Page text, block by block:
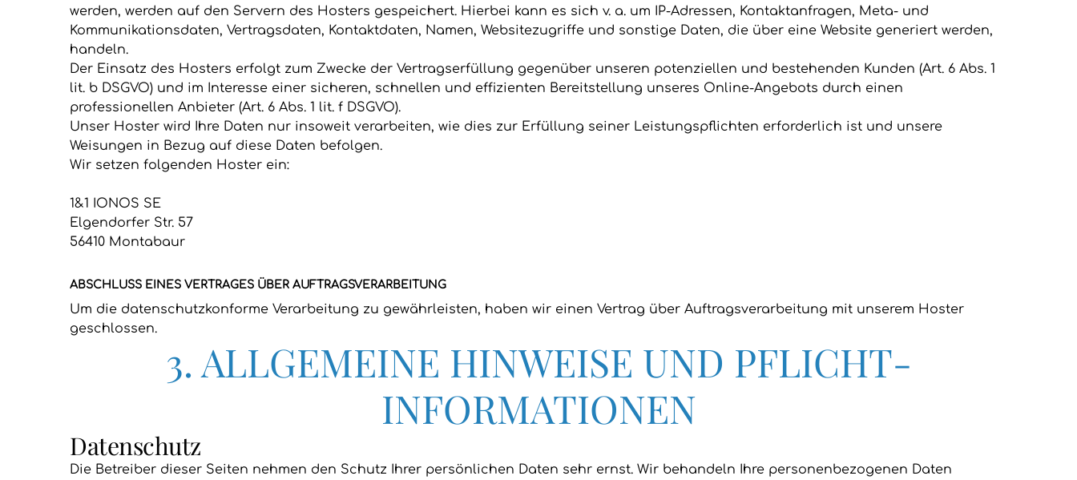
werden, werden auf den Servern des Hosters gespeichert. Hierbei kann es sich v. a. um IP-Adressen, Kontaktanfragen, Meta- und
Kommunikationsdaten, Vertragsdaten, Kontaktdaten, Namen, Websitezugriffe und sonstige Daten, die über eine Website generiert werden,
handeln.
Der Einsatz des Hosters erfolgt zum Zwecke der Vertragserfüllung gegenüber unseren potenziellen und bestehenden Kunden (Art. 6 Abs. 1
lit. b DSGVO) und im Interesse einer sicheren, schnellen und effizienten Bereitstellung unseres Online-Angebots durch einen
professionellen Anbieter (Art. 6 Abs. 1 lit. f DSGVO).
Unser Hoster wird Ihre Daten nur insoweit verarbeiten, wie dies zur Erfüllung seiner Leistungspflichten erforderlich ist und unsere
Weisungen in Bezug auf diese Daten befolgen.
Wir setzen folgenden Hoster ein:
1&1 IONOS SE
Elgendorfer Str. 57
56410 Montabaur
ABSCHLUSS EINES VERTRAGES ÜBER AUFTRAGSVERARBEITUNG
Um die datenschutzkonforme Verarbeitung zu gewährleisten, haben wir einen Vertrag über Auftragsverarbeitung mit unserem Hoster
geschlossen.
3. ALLGEMEINE HINWEISE UND PFLICHT­
INFORMATIONEN
Datenschutz
Die Betreiber dieser Seiten nehmen den Schutz Ihrer persönlichen Daten sehr ernst. Wir behandeln Ihre personenbezogenen Daten